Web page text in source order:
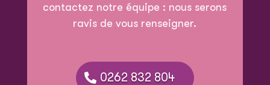
contactez notre équipe : nous serons
ravis de vous renseigner.
0262 832 804